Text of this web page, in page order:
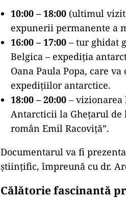
10:00 – 18:00 (ultimul
expunerii permanente a
16:00 – 17:00 – tur ghidat
Belgica – expediția
Oana Paula Popa, care
expedițiilor antarctice.
18:00 – 20:00 – vizionarea
Antarcticii la Ghețarul de
român Emil Racoviță”.
Documentarul va fi
științific, împreună cu dr.
Călătorie fascinantă